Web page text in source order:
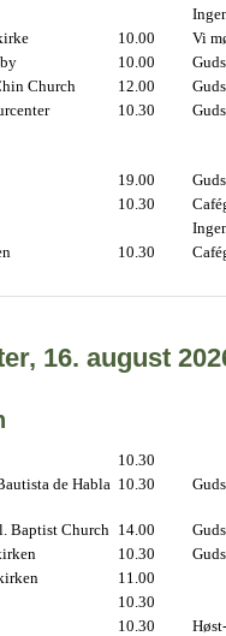
10.00
Vi
10.00
Church
12.00
10.30
19.00
10.30
10.30
16. august
10.30
de Habla 10.30
Baptist Church 14.00
10.30
11.00
10.30
10.30